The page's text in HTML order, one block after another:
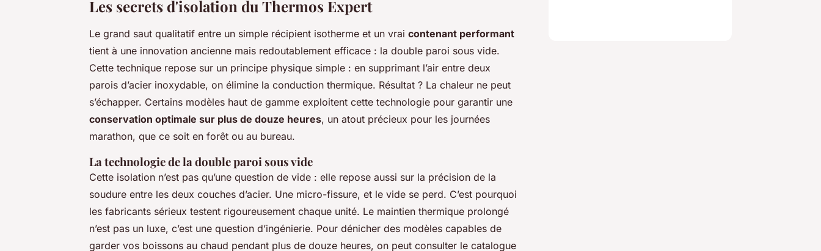
Les secrets d'isolation du Thermos Expert
Le grand saut qualitatif entre un simple récipient isotherme et un vrai contenant performant
tient à une innovation ancienne mais redoutablement efficace : la double paroi sous vide.
Cette technique repose sur un principe physique simple : en supprimant l’air entre deux
parois d’acier inoxydable, on élimine la conduction thermique. Résultat ? La chaleur ne peut
s’échapper. Certains modèles haut de gamme exploitent cette technologie pour garantir une
conservation optimale sur plus de douze heures, un atout précieux pour les journées
marathon, que ce soit en forêt ou au bureau.
La technologie de la double paroi sous vide
Cette isolation n’est pas qu’une question de vide : elle repose aussi sur la précision de la
soudure entre les deux couches d’acier. Une micro-fissure, et le vide se perd. C’est pourquoi
les fabricants sérieux testent rigoureusement chaque unité. Le maintien thermique prolongé
n’est pas un luxe, c’est une question d’ingénierie. Pour dénicher des modèles capables de
garder vos boissons au chaud pendant plus de douze heures, on peut consulter le catalogue